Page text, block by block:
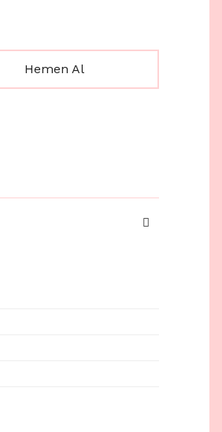
Hemen Al